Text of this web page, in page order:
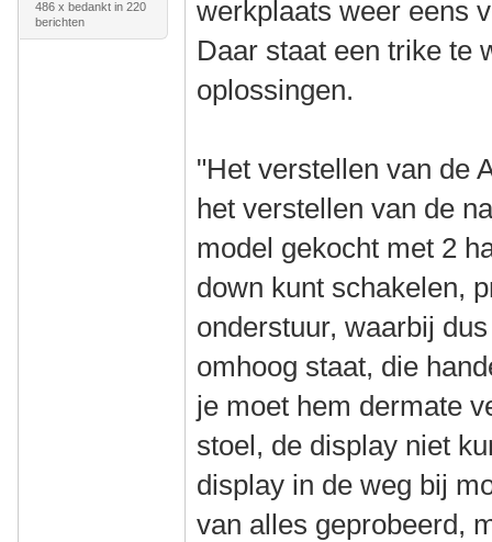
486 x bedankt in 220
berichten
werkplaats weer eens
Daar staat een trike te
oplossingen.
"Het verstellen van de
het verstellen van de
model gekocht met 2
down kunt schakelen,
onderstuur, waarbij
omhoog staat, die
je moet hem dermate
stoel, de display niet
display in de weg bij
van alles geprobeerd,